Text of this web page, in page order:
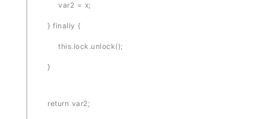
var2 = x;
} finally {
this.lock.unlock();
}
return var2;